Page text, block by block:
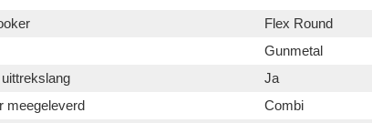
Flex Round
Gunmetal
Ja
meegeleverd
Combi